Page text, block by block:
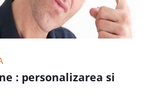
: personalizarea si